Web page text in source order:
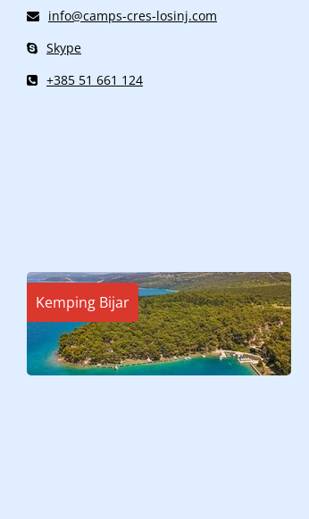
info@camps-cres-losinj.com
Skype
+385 51 661 124
Kemping Bijar